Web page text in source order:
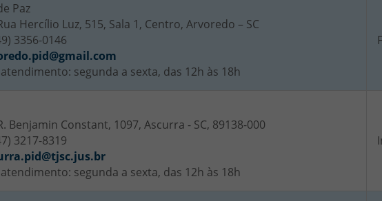
Paz
Hercílio Luz, 515, Sala 1, Centro, Arvoredo – SC
3356-0146
segunda a sexta, das 12h às 18h
Benjamin Constant, 1097, Ascurra - SC, 89138-000
3217-8319
segunda a sexta, das 12h às 18h